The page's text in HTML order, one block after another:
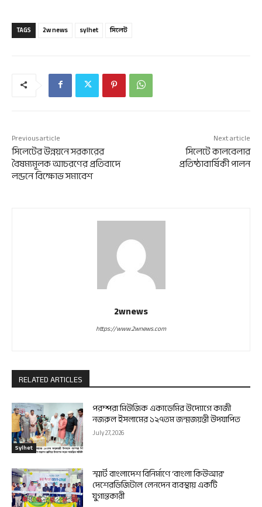
TAGS 2w news sylhet সিলেট
Previous article
সিলেটের উন্নয়নে সরকারের
বৈষম্যমূলক আচরণের প্রতিবাদে
লন্ডনে বিক্ষোভ সমাবেশ
Next article
সিলেটে কালবেলার
প্রতিষ্ঠাবার্ষিকী পালন
2wnews
https://www.2wnews.com
RELATED ARTICLES
Sylhet
পরম্পরা মিউজিক একাডেমির উদ্যোগে কাজী
নজরুল ইসলামের ১২৭তম জন্মজয়ন্তী উদযাপিত
July 27, 2026
স্মার্ট বাংলাদেশ বিনির্মাণে ‘বাংলা কিউআর’
দেশেরডিজিটাল লেনদেন ব্যবস্থায় একটি
যুগান্তকারী